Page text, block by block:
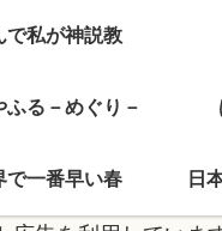
で私が神説教
ふる－めぐり－
で一番早い春 日